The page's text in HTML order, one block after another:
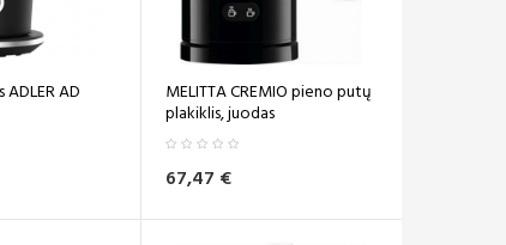
AD MELITTA CREMIO pieno putų
plakiklis, juodas
67,47 €